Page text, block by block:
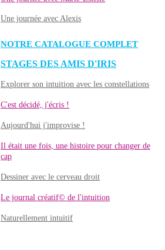
Une journée avec Alexis
NOTRE CATALOGUE COMPLET
STAGES DES AMIS D'IRIS
Explorer son intuition avec les constellations
C'est décidé, j'écris !
Aujourd'hui j'improvise !
Il était une fois, une histoire pour changer de
cap
Dessiner avec le cerveau droit
Le journal créatif© de l'intuition
Naturellement intuitif